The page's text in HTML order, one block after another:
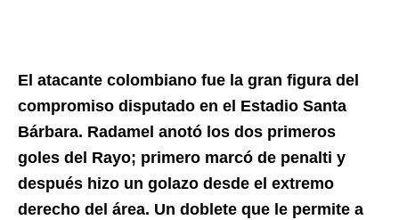
El atacante colombiano fue la gran figura del
compromiso disputado en el Estadio Santa
Bárbara. Radamel anotó los dos primeros
goles del Rayo; primero marcó de penalti y
después hizo un golazo desde el extremo
derecho del área. Un doblete que le permite a